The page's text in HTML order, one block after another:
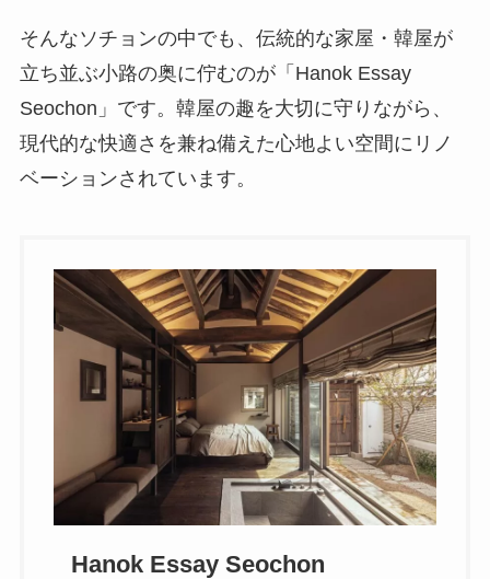
そんなソチョンの中でも、伝統的な家屋・韓屋が
立ち並ぶ小路の奥に佇むのが「Hanok Essay
Seochon」です。韓屋の趣を大切に守りながら、
現代的な快適さを兼ね備えた心地よい空間にリノ
ベーションされています。
Hanok Essay Seochon